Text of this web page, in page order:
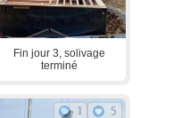
Fin jour 3, solivage
terminé
1 5